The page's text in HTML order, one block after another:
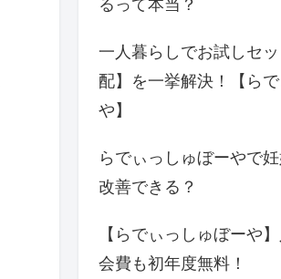
るって本当？
一人暮らしでお試しセ
配】を一挙解決！【ら
や】
らでぃっしゅぼーやで
改善できる？
【らでぃっしゅぼーや
会費も初年度無料！